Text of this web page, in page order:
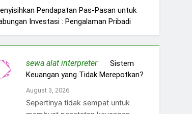
Pendapatan Pas-Pasan untuk
Investasi : Pengalaman Pribadi
sewa alat interpreteron Sistem
Keuangan yang Tidak Merepotkan?
August 3, 2026
Sepertinya tidak sempat untuk